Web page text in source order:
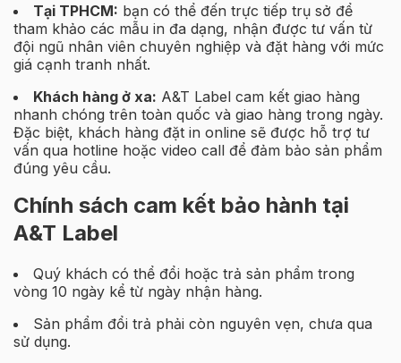
Tại TPHCM: bạn có thể đến trực tiếp trụ sở để
tham khảo các mẫu in đa dạng, nhận được tư vấn từ
đội ngũ nhân viên chuyên nghiệp và đặt hàng với mức
giá cạnh tranh nhất.
Khách hàng ở xa: A&T Label cam kết giao hàng
nhanh chóng trên toàn quốc và giao hàng trong ngày.
Đặc biệt, khách hàng đặt in online sẽ được hỗ trợ tư
vấn qua hotline hoặc video call để đảm bảo sản phẩm
đúng yêu cầu.
Chính sách cam kết bảo hành tại
A&T Label
Quý khách có thể đổi hoặc trả sản phẩm trong
vòng 10 ngày kể từ ngày nhận hàng.
Sản phẩm đổi trả phải còn nguyên vẹn, chưa qua
sử dụng.